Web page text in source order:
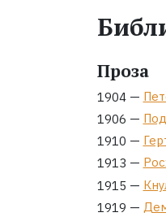
Проза
1904—
1906 —
1910 —
1913 —
1915 —
1919 —